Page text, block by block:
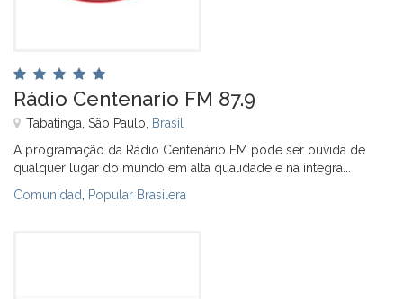
Rádio Centenario FM 87.9
Tabatinga, São Paulo, Brasil
A programação da Rádio Centenário FM pode ser ouvida de
qualquer lugar do mundo em alta qualidade e na íntegra...
Comunidad Popular Brasilera